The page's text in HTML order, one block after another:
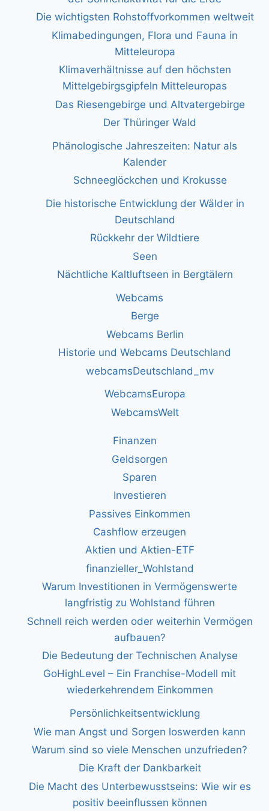
Die wichtigsten Rohstoffvorkommen weltweit
Klimabedingungen, Flora und Fauna in
Mitteleuropa
Klimaverhältnisse auf den höchsten
Mittelgebirgsgipfeln Mitteleuropas
Das Riesengebirge und Altvatergebirge
Der Thüringer Wald
Phänologische Jahreszeiten: Natur als
Kalender
Schneeglöckchen und Krokusse
Die historische Entwicklung der Wälder in
Deutschland
Rückkehr der Wildtiere
Seen
Nächtliche Kaltluftseen in Bergtälern
Webcams
Berge
Webcams Berlin
Historie und Webcams Deutschland
webcamsDeutschland_mv
WebcamsEuropa
WebcamsWelt
Finanzen
Geldsorgen
Sparen
Investieren
Passives Einkommen
Cashflow erzeugen
Aktien und Aktien-ETF
finanzieller_Wohlstand
Warum Investitionen in Vermögenswerte
langfristig zu Wohlstand führen
Schnell reich werden oder weiterhin Vermögen
aufbauen?
Die Bedeutung der Technischen Analyse
GoHighLevel – Ein Franchise-Modell mit
wiederkehrendem Einkommen
Persönlichkeitsentwicklung
Wie man Angst und Sorgen loswerden kann
Warum sind so viele Menschen unzufrieden?
Die Kraft der Dankbarkeit
Die Macht des Unterbewusstseins: Wie wir es
positiv beeinflussen können